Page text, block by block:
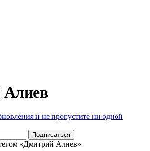
и не пропустите ни одной
«Дмитрий Алиев»